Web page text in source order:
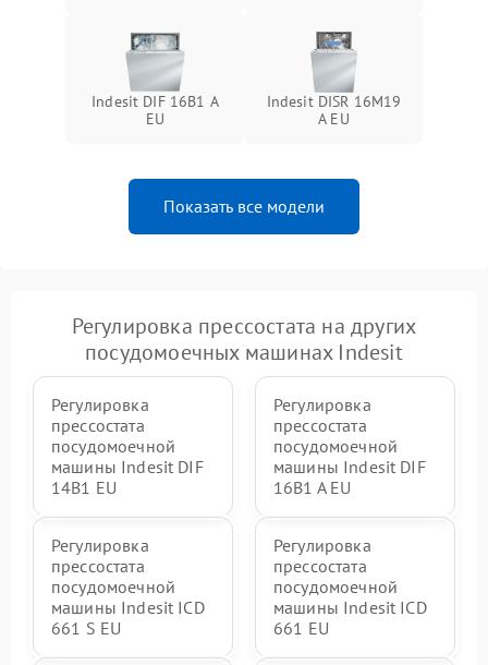
Indesit DIF 16B1 A
EU
Indesit DISR 16M19
A EU
Показать все модели
Регулировка прессостата на других
посудомоечных машинах Indesit
Регулировка
прессостата
посудомоечной
машины Indesit DIF
14B1 EU
Регулировка
прессостата
посудомоечной
машины Indesit DIF
16B1 A EU
Регулировка
прессостата
посудомоечной
машины Indesit ICD
661 S EU
Регулировка
прессостата
посудомоечной
машины Indesit ICD
661 EU